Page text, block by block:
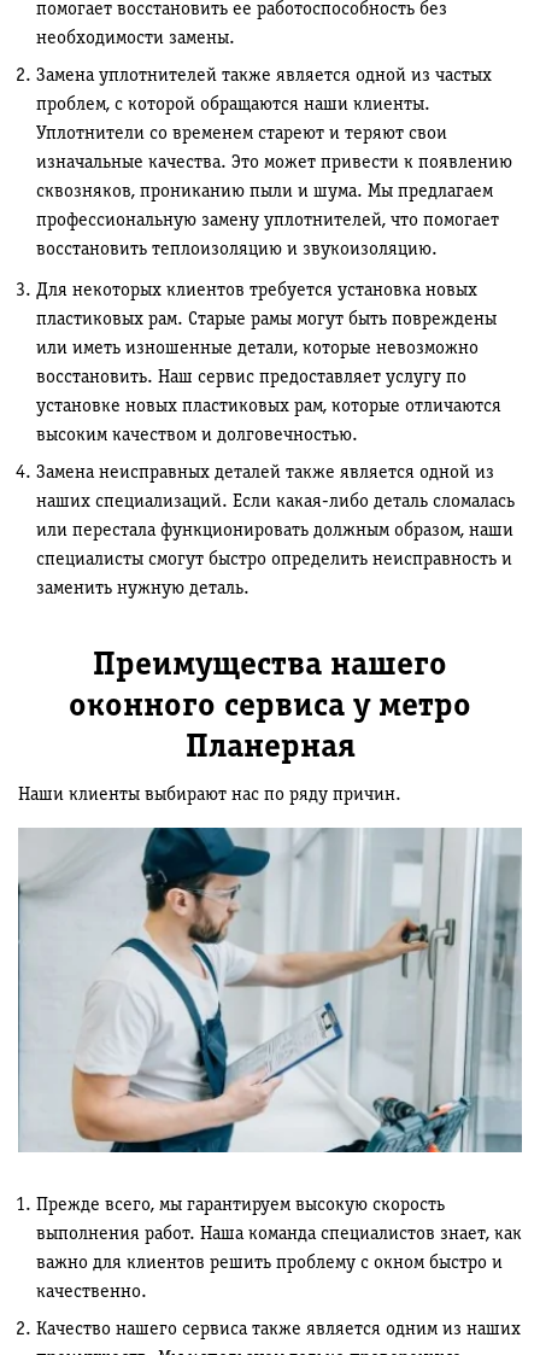
помогает восстановить ее работоспособность без
необходимости замены.
Замена уплотнителей также является одной из частых
проблем, с которой обращаются наши клиенты.
Уплотнители со временем стареют и теряют свои
изначальные качества. Это может привести к появлению
сквозняков, прониканию пыли и шума. Мы предлагаем
профессиональную замену уплотнителей, что помогает
восстановить теплоизоляцию и звукоизоляцию.
Для некоторых клиентов требуется установка новых
пластиковых рам. Старые рамы могут быть повреждены
или иметь изношенные детали, которые невозможно
восстановить. Наш сервис предоставляет услугу по
установке новых пластиковых рам, которые отличаются
высоким качеством и долговечностью.
Замена неисправных деталей также является одной из
наших специализаций. Если какая-либо деталь сломалась
или перестала функционировать должным образом, наши
специалисты смогут быстро определить неисправность и
заменить нужную деталь.
Преимущества нашего
оконного сервиса у метро
Планерная
Наши клиенты выбирают нас по ряду причин.
Прежде всего, мы гарантируем высокую скорость
выполнения работ. Наша команда специалистов знает, как
важно для клиентов решить проблему с окном быстро и
качественно.
Качество нашего сервиса также является одним из наших